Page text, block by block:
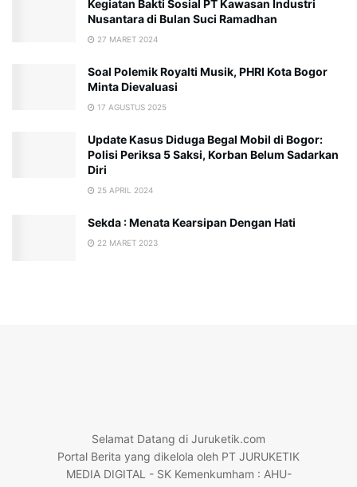
Kegiatan Bakti Sosial PT Kawasan Industri
Nusantara di Bulan Suci Ramadhan
27 MARET 2024
Soal Polemik Royalti Musik, PHRI Kota Bogor
Minta Dievaluasi
17 AGUSTUS 2025
Update Kasus Diduga Begal Mobil di Bogor:
Polisi Periksa 5 Saksi, Korban Belum Sadarkan
Diri
25 APRIL 2024
Sekda : Menata Kearsipan Dengan Hati
22 MARET 2023
Selamat Datang di Juruketik.com
Portal Berita yang dikelola oleh PT JURUKETIK
MEDIA DIGITAL - SK Kemenkumham : AHU-